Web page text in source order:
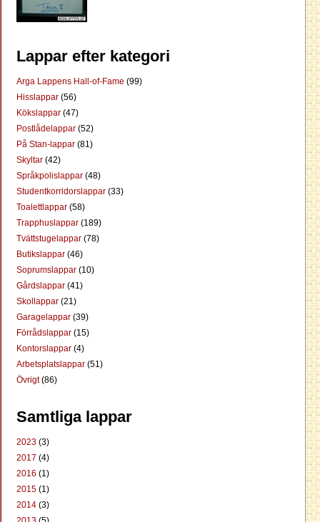
Lappar efter kategori
Arga Lappens Hall-of-Fame (99)
Hisslappar (56)
Kökslappar (47)
Postlådelappar (52)
På Stan-lappar (81)
Skyltar (42)
Språkpolislappar (48)
Studentkorridorslappar (33)
Toalettlappar (58)
Trapphuslappar (189)
Tvättstugelappar (78)
Butikslappar (46)
Soprumslappar (10)
Gårdslappar (41)
Skollappar (21)
Garagelappar (39)
Förrådslappar (15)
Kontorslappar (4)
Arbetsplatslappar (51)
Övrigt(86)
Samtliga lappar
2023 (3)
2017 (4)
2016 (1)
2015 (1)
2014 (3)